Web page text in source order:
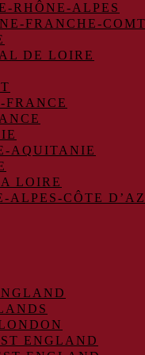
RHÔNE-ALPES
FRANCHE-
DE LOIRE
FRANCE
AQUITANIE
LOIRE
ALPES-CÔTE
ENGLAND